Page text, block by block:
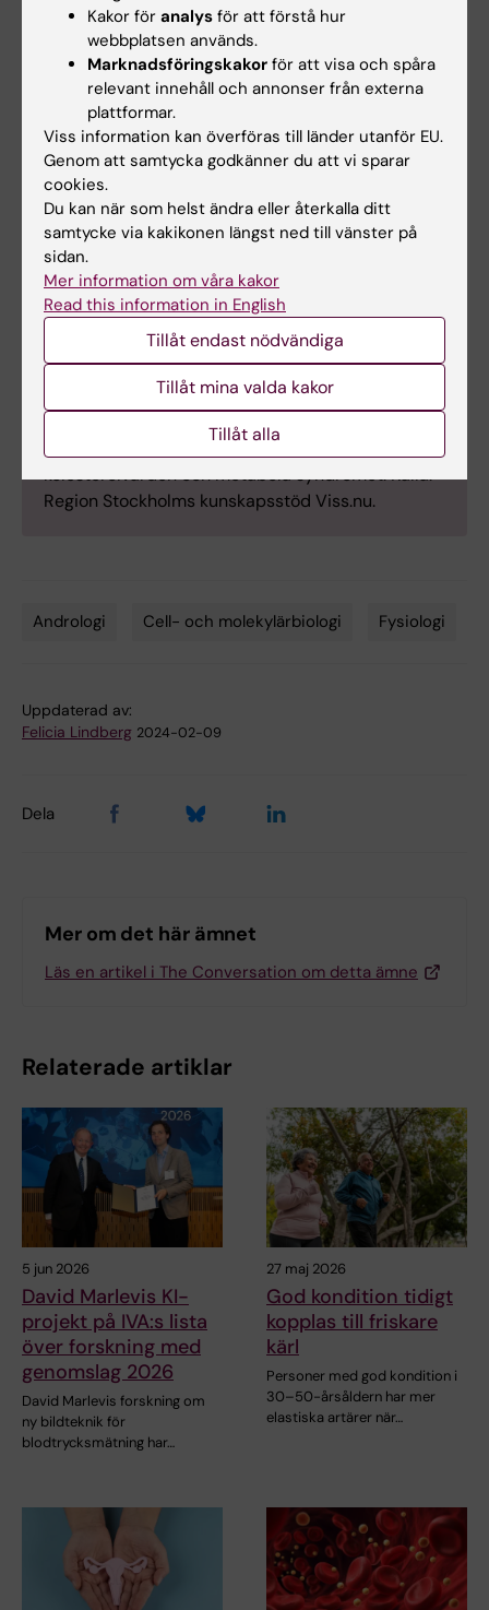
Fakta om
impotens
Impotens, eller
erektil dysfunktion,
drabbar mellan 5
och 20 procent av
alla män, med
ökande förekomst vid högre ålder. Impotens
påverkar ofta livskvaliteten samt den fysiska och
psykosociala hälsan negativt, både för patienten
och dennes familj. Vanliga riskfaktorer, förutom
ålder, är liknande som för hjärt-kärlsjukdom:
inaktivitet, obesitas, högt blodtryck, rökning, höga
kolesterolvärden och metabola syndromet. Källa:
Region Stockholms kunskapsstöd Viss.nu.
Andrologi Cell- och molekylärbiologi Fysiologi
Uppdaterad av:
Felicia Lindberg 2024-02-09
Dela
Mer om det här ämnet
Läs en artikel i The Conversation om detta ämne
Relaterade artiklar
5 jun 2026
David Marlevis KI-
projekt på IVA:s lista
över forskning med
genomslag 2026
David Marlevis forskning om
ny bildteknik för
blodtrycksmätning har…
27 maj 2026
God kondition tidigt
kopplas till friskare
kärl
Personer med god kondition i
30–50-årsåldern har mer
elastiska artärer när…
Kakor för analys för att förstå hur
webbplatsen används.
Marknadsföringskakor för att visa och spåra
relevant innehåll och annonser från externa
plattformar.
Viss information kan överföras till länder utanför EU.
Genom att samtycka godkänner du att vi sparar
cookies.
Du kan när som helst ändra eller återkalla ditt
samtycke via kakikonen längst ned till vänster på
sidan.
Mer information om våra kakor
Read this information in English
Tillåt endast nödvändiga
Tillåt mina valda kakor
Tillåt alla